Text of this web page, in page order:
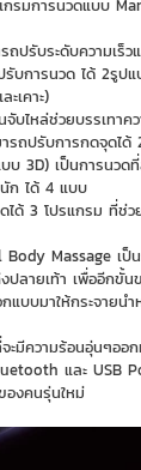
รมการนวดแบบ
ปรับระดับความเร็ว
รับการนวด ได้ 2รูป
เคาะ)
บไหล่ช่วยบรรเทาค
รถปรับการกดจุดได้
บ 3D) เป็นการนวด
นัก ได้ 4 แบบ
ได้ 3 โปรแกรม ที่ช่
Massage เป็
ลายเท้า เพื่ออีกขั้น
บบมาให้กระจายน
มีความร้อนอุ่นๆออ
และ USB
องคนรุ่นใหม่